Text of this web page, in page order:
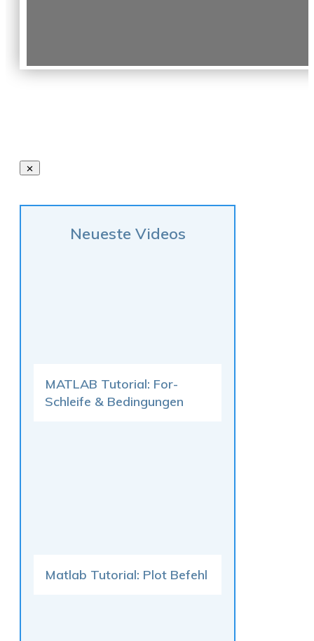
Neueste Videos
MATLAB Tutorial: For-
Schleife & Bedingungen
Matlab Tutorial: Plot Befehl